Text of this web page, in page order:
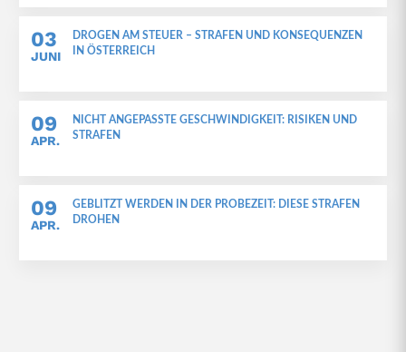
DROGEN AM STEUER – STRAFEN UND KONSEQUENZEN
IN ÖSTERREICH
03
JUNI
NICHT ANGEPASSTE GESCHWINDIGKEIT: RISIKEN UND
STRAFEN
09
APR.
GEBLITZT WERDEN IN DER PROBEZEIT: DIESE STRAFEN
DROHEN
09
APR.